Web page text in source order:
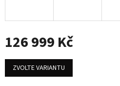
126 999 Kč
Měrná
cena:
ZVOLTE VARIANTU